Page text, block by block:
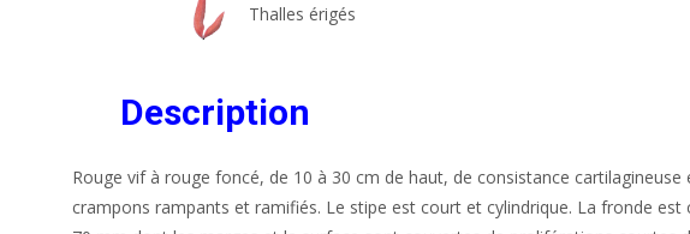
Thalles érigés
Description
Rouge vif à rouge foncé, de 10 à 30 cm de haut, de consistance
crampons rampants et ramifiés. Le stipe est court et cylindrique. La fronde